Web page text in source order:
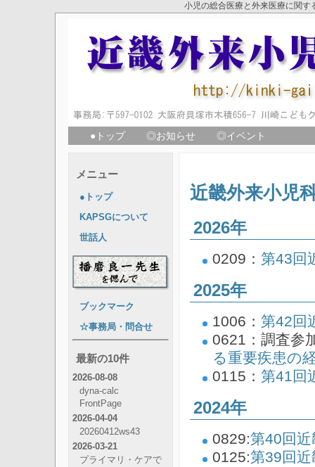
小児の総合医療と外来医療に関
●トップ ◎お知らせ ◎イベント
近畿外来小児
2026年
0209： 第43回
2025年
1006： 第42回
0621：調査
る重要疾患の
0115： 第41回
2024年
0829:第40回
0125:第39回
メニュー
●トップ
KAPSGについて
世話人
ブックマーク
☆事務局・問合せ
最新の10件
2026-08-08
dyna-calc
FrontPage
2026-04-04
20260412ws43
2026-03-21
プライマリ・ケアで